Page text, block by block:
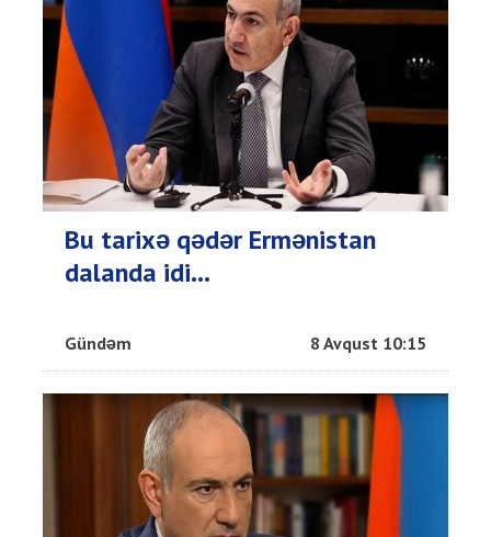
Bu tarixə qədər Ermənistan
dalanda idi...
Gündəm 8 Avqust 10:15